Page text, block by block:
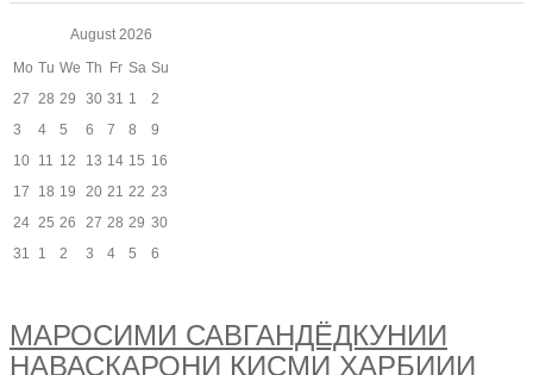
August 2026
Mo Tu We Th Fr Sa Su
27 28 29 30 31 1
2
3
4 5 6 7 8
9
10 11 12 13 14 15 16
17
18 19 20 21 22 23
24 25 26 27 28 29 30
31
1 2 3 4 5 6
МАРОСИМИ САВГАНДЁДКУНИИ
НАВАСКАРОНИ ҚИСМИ ҲАРБИИИ